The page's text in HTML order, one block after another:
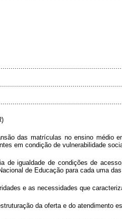
das matrículas no ensino médio
em condição de vulnerabilidade
de igualdade de condições de
de Educação para cada uma
e as necessidades que
da oferta e do atendimento